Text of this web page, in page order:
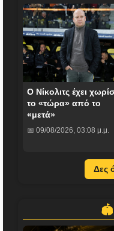
Ο Νίκολιτς έχει
το «τώρα» από το
«μετά»
📅 09/08/2026, 03:08 μ.μ.
Δες
🏟️